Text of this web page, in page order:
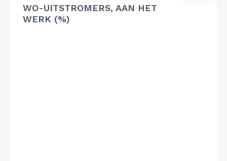
WO-UITSTROMERS, AAN HET
WERK (%)